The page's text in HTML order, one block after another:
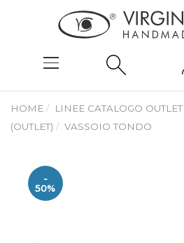
HOME LINEE CATALOGO OUTLET
(OUTLET)
VASSOIO TONDO
-
50%